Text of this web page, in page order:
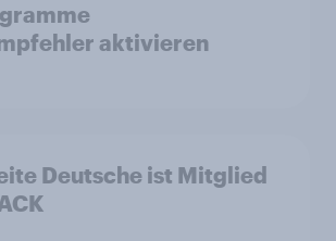
aktivieren
Deutsche ist Mitglied